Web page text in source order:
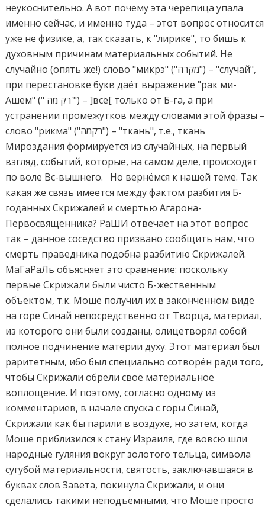
неукоснительно. А вот почему эта черепица упала
именно сейчас, и именно туда – этот вопрос относится
уже не физике, а, так сказать, к "лирике", то бишь к
духовным причинам материальных событий. Не
случайно (опять же!) слово "микрэ" ("מקרה") – "случай",
при перестановке букв даёт выражение "рак ми-
Ашем" (" רק מה'") – ]всё[ только от Б-га, а при
устранении промежутков между словами этой фразы –
слово "рикма" ("רקמה") – "ткань", т.е., ткань
Мироздания формируется из случайных, на первый
взгляд, событий, которые, на самом деле, происходят
по воле Вс-вышнего. Но вернёмся к нашей теме. Так
какая же связь имеется между фактом разбития Б-
годанных Скрижалей и смертью Агарона-
Первосвященника? РаШИ отвечает на этот вопрос
так – данное соседство призвано сообщить нам, что
смерть праведника подобна разбитию Скрижалей.
МаГаРаЛь объясняет это сравнение: поскольку
первые Скрижали были чисто Б-жественным
объектом, т.к. Моше получил их в законченном виде
на горе Синай непосредственно от Творца, материал,
из которого они были созданы, олицетворял собой
полное подчинение материи духу. Этот материал был
раритетным, ибо был специально сотворён ради того,
чтобы Скрижали обрели своё материальное
воплощение. И поэтому, согласно одному из
комментариев, в начале спуска с горы Синай,
Скрижали как бы парили в воздухе, но затем, когда
Моше приблизился к стану Израиля, где вовсю шли
народные гуляния вокруг золотого тельца, символа
сугубой материальности, святость, заключавшаяся в
буквах слов Завета, покинула Скрижали, и они
сделались такими неподъёмными, что Моше просто